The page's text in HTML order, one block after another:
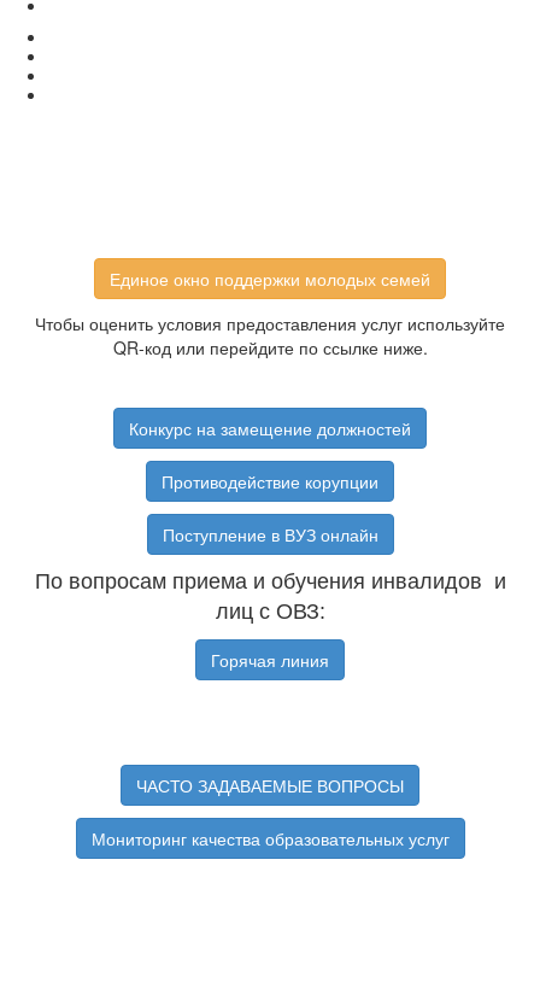
Единое окно поддержки молодых семей
Чтобы оценить условия предоставления услуг используйте
QR-код или перейдите по ссылке ниже.
Конкурс на замещение должностей
Противодействие корупции
Поступление в ВУЗ онлайн
По вопросам приема и обучения инвалидов и
лиц с ОВЗ:
Горячая линия
ЧАСТО ЗАДАВАЕМЫЕ ВОПРОСЫ
Мониторинг качества образовательных услуг